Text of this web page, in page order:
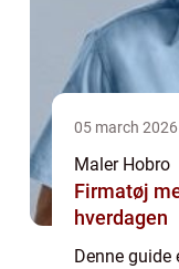
05 march 2026
Maler Hobro
Firmatøj
hverdagen
Denne guide